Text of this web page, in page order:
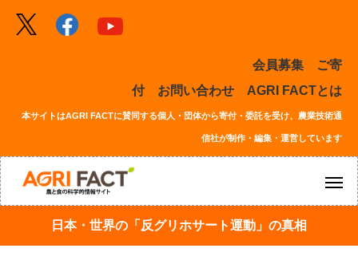
会員募集
ご寄
付
お問い合わせ AGRI FACTとは
本サイトはAGRI FACTに賛同する個人・団体から寄付・委託を受け、農業技術通
信社が制作・編集・運営しています
日本・世界の「反グリホサート運動」の真相